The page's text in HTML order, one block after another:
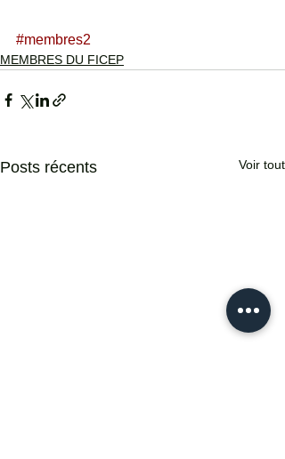
#membres2
MEMBRES DU FICEP
Posts récents Voir tout